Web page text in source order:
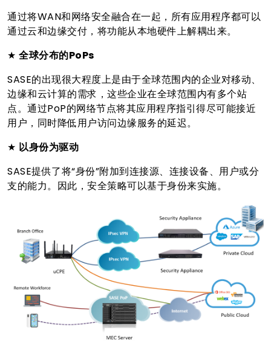
通过将WAN和网络安全融合在一起，所有应用程序都可以
通过云和边缘交付，将功能从本地硬件上解耦出来。
★ 全球分布的PoPs
SASE的出现很大程度上是由于全球范围内的企业对移动、
边缘和云计算的需求，这些企业在全球范围内有多个站
点。通过PoP的网络节点将其应用程序指引得尽可能接近
用户，同时降低用户访问边缘服务的延迟。
★ 以身份为驱动
SASE提供了将“身份”附加到连接源、连接设备、用户或分
支的能力。因此，安全策略可以基于身份来实施。